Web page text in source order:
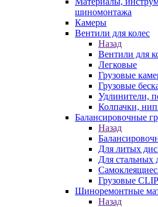
шиномонтажа
Камеры
Вентили для колес
Назад
Вентили для
Легковые
Грузовые
Грузовые
Удлинители,
Колпачки,
Балансировочные
Назад
Для литых
Для стальных
Грузовые
Шиноремонтные
Назад